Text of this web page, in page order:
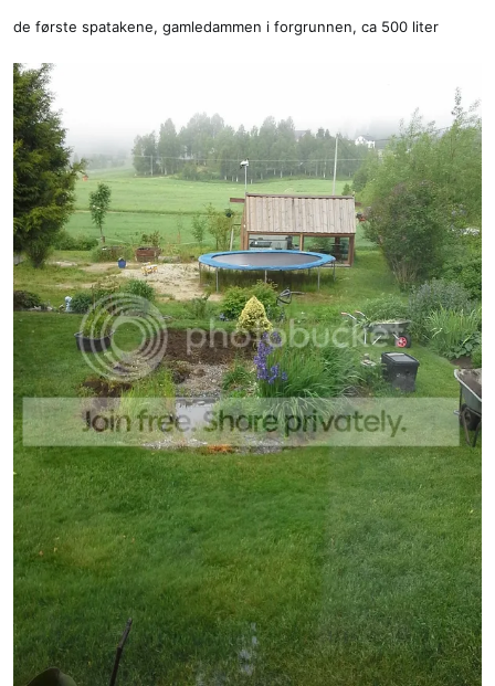
de første spatakene, gamledammen i forgrunnen, ca 500 liter